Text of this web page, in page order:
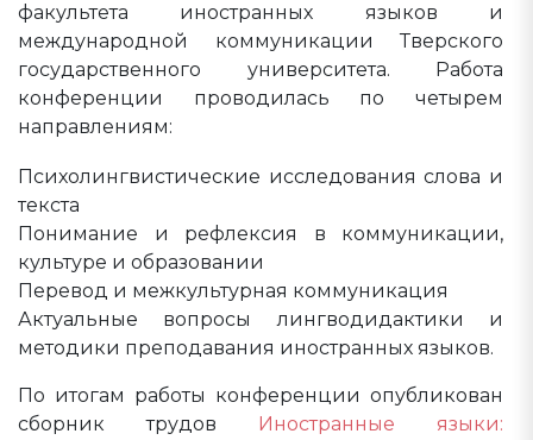
факультета иностранных языков и
международной коммуникации Тверского
государственного университета. Работа
конференции проводилась по четырем
направлениям:
Психолингвистические исследования слова и
текста
Понимание и рефлексия в коммуникации,
культуре и образовании
Перевод и межкультурная коммуникация
Актуальные вопросы лингводидактики и
методики преподавания иностранных языков.
По итогам работы конференции опубликован
сборник трудов Иностранные языки: